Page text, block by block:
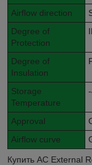
Airflow direction
Degree of
Protection
Degree of
Insulation
Storage
Temperature
Approval
Airflow curve
Купить AC External